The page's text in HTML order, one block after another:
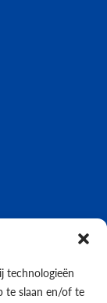
technologieën
te slaan en/of te